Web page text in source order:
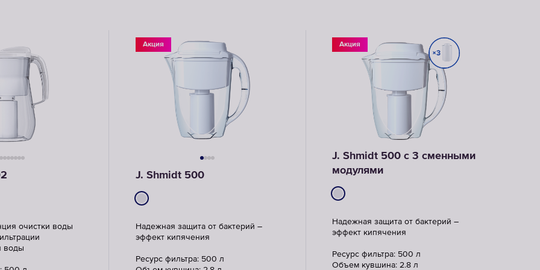
очистки воды
воды
Акция
J. Shmidt 500
Надежная защита от бактерий –
эффект кипячения
Ресурс фильтра: 500 л
Акция
J. Shmidt 500 с 3 сменными
модулями
Надежная защита от бактерий –
эффект кипячения
Ресурс фильтра: 500 л
Объем кувшина: 2.8 л